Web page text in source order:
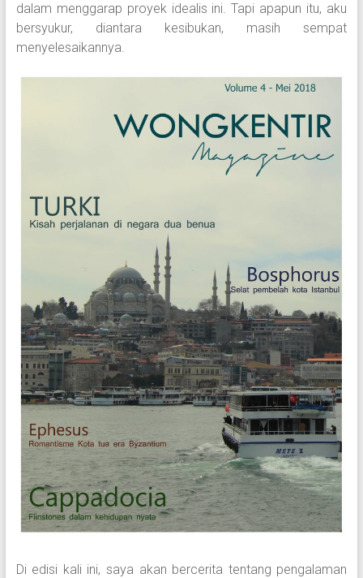
dalam menggarap proyek idealis ini. Tapi apapun itu, aku
bersyukur, diantara kesibukan, masih sempat
menyelesaikannya.
Di edisi kali ini, saya akan bercerita tentang pengalaman